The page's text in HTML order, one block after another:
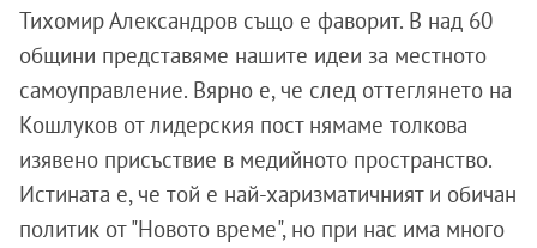
Тихомир Александров също е фаворит. В над 60
общини представяме нашите идеи за местното
самоуправление. Вярно е, че след оттеглянето на
Кошлуков от лидерския пост нямаме толкова
изявено присъствие в медийното пространство.
Истината е, че той е най-харизматичният и обичан
политик от "Новото време", но при нас има много